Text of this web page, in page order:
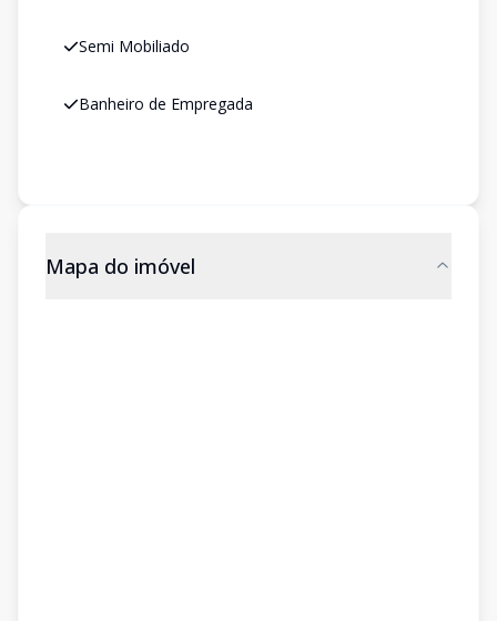
Semi Mobiliado
Banheiro de Empregada
Mapa do imóvel